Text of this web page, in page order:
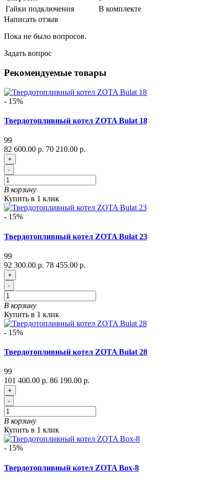
Гайки подключения
В комплекте
Написать отзыв
Пока не было вопросов.
Задать вопрос
Рекомендуемые товары
- 15%
Твердотопливный котел ZOTA Bulat 18
99
82 600.00 р. 70 210.00 р.
+
-
В корзину
Купить в 1 клик
- 15%
Твердотопливный котел ZOTA Bulat 23
99
92 300.00 р. 78 455.00 р.
+
-
В корзину
Купить в 1 клик
- 15%
Твердотопливный котел ZOTA Bulat 28
99
101 400.00 р. 86 190.00 р.
+
-
В корзину
Купить в 1 клик
- 15%
Твердотопливный котел ZOTA Box-8